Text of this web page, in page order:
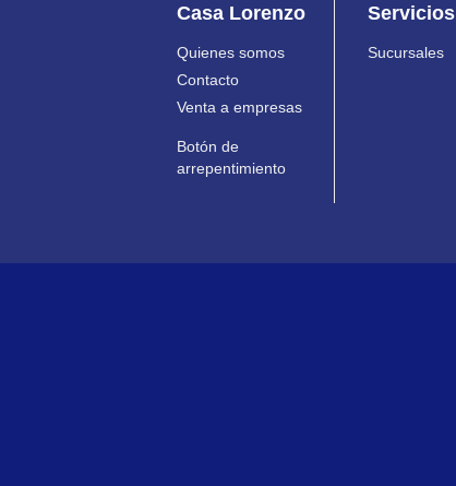
Casa Lorenzo
Quienes somos
Contacto
Venta a empresas
Botón de
arrepentimiento
Servicios
Sucursales